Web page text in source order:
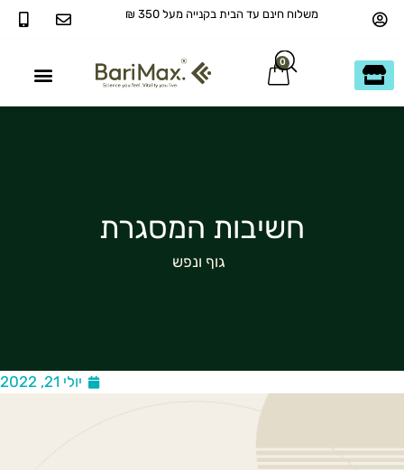
משלוח חינם עד הבית בקנייה מעל 350 ₪
0
חשיבות המסגרת
גוף ונפש
יולי 21, 2022